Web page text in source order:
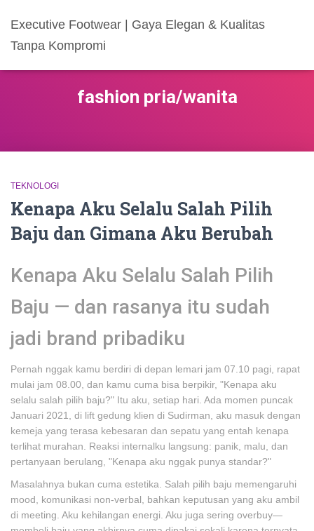
Executive Footwear | Gaya Elegan & Kualitas
Tanpa Kompromi
fashion pria/wanita
TEKNOLOGI
Kenapa Aku Selalu Salah Pilih
Baju dan Gimana Aku Berubah
Kenapa Aku Selalu Salah Pilih
Baju — dan rasanya itu sudah
jadi brand pribadiku
Pernah nggak kamu berdiri di depan lemari jam 07.10 pagi, rapat
mulai jam 08.00, dan kamu cuma bisa berpikir, "Kenapa aku
selalu salah pilih baju?" Itu aku, setiap hari. Ada momen puncak
Januari 2021, di lift gedung klien di Sudirman, aku masuk dengan
kemeja yang terasa kebesaran dan sepatu yang entah kenapa
terlihat murahan. Reaksi internalku langsung: panik, malu, dan
pertanyaan berulang, "Kenapa aku nggak punya standar?"
Masalahnya bukan cuma estetika. Salah pilih baju memengaruhi
mood, komunikasi non-verbal, bahkan keputusan yang aku ambil
di meeting. Aku kehilangan energi. Aku juga sering overbuy—